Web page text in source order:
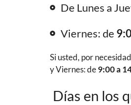
De Lunes a
Viernes: de
Si usted, por
yViernes: de9:00 a
Días en los